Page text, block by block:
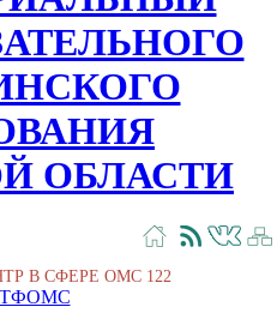
ОБЛАСТИ
В СФЕРЕ ОМС 122